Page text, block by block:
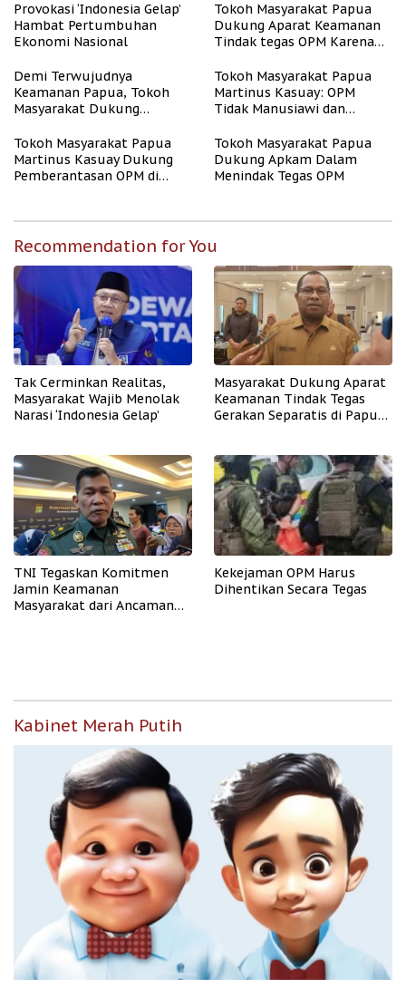
Provokasi ‘Indonesia Gelap’
Hambat Pertumbuhan
Ekonomi Nasional
Tokoh Masyarakat Papua
Dukung Aparat Keamanan
Tindak tegas OPM Karena
Demi Terwujudnya
Keamanan Papua, Tokoh
Masyarakat Dukung
Terhadap OPM
Tokoh Masyarakat Papua
Martinus Kasuay: OPM
Tidak Manusiawi dan
Tokoh Masyarakat Papua
Martinus Kasuay Dukung
Pemberantasan OPM di
Tokoh Masyarakat Papua
Dukung Apkam Dalam
Menindak Tegas OPM
Recommendation for You
Tak Cerminkan Realitas,
Masyarakat Wajib Menolak
Narasi ‘Indonesia Gelap’
Masyarakat Dukung Aparat
Keamanan Tindak Tegas
Gerakan Separatis di Papua
TNI Tegaskan Komitmen
Jamin Keamanan
Masyarakat dari Ancaman
Kekejaman OPM Harus
Dihentikan Secara Tegas
Kabinet Merah Putih